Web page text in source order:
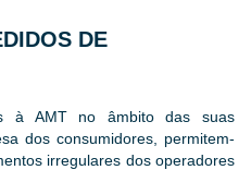
DE
à AMT no âmbito das suas
dos consumidores, permitem-
irregulares dos operadores